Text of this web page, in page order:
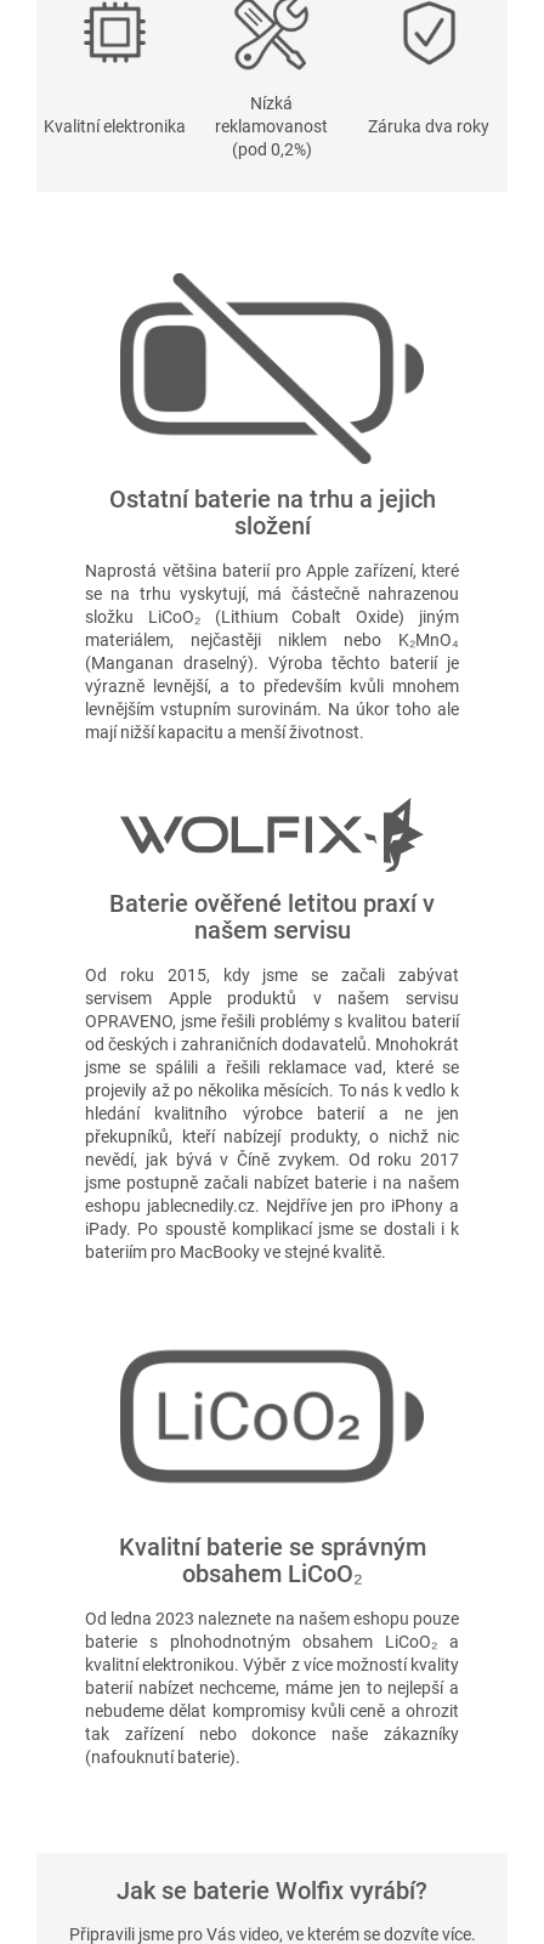
Kvalitní elektronika
Nízká
reklamovanost
(pod 0,2%)
Záruka dva roky
Ostatní baterie na trhu a jejich
složení
Naprostá většina baterií pro Apple zařízení, které
se na trhu vyskytují, má částečně nahrazenou
složku LiCoO₂ (Lithium Cobalt Oxide) jiným
materiálem, nejčastěji niklem nebo K₂MnO₄
(Manganan draselný). Výroba těchto baterií je
výrazně levnější, a to především kvůli mnohem
levnějším vstupním surovinám. Na úkor toho ale
mají nižší kapacitu a menší životnost.
Baterie ověřené letitou praxí v
našem servisu
Od roku 2015, kdy jsme se začali zabývat
servisem Apple produktů v našem servisu
OPRAVENO, jsme řešili problémy s kvalitou baterií
od českých i zahraničních dodavatelů. Mnohokrát
jsme se spálili a řešili reklamace vad, které se
projevily až po několika měsících. To nás k vedlo k
hledání kvalitního výrobce baterií a ne jen
překupníků, kteří nabízejí produkty, o nichž nic
nevědí, jak bývá v Číně zvykem. Od roku 2017
jsme postupně začali nabízet baterie i na našem
eshopu jablecnedily.cz. Nejdříve jen pro iPhony a
iPady. Po spoustě komplikací jsme se dostali i k
bateriím pro MacBooky ve stejné kvalitě.
Kvalitní baterie se správným
obsahem LiCoO₂
Od ledna 2023 naleznete na našem eshopu pouze
baterie s plnohodnotným obsahem LiCoO₂ a
kvalitní elektronikou. Výběr z více možností kvality
baterií nabízet nechceme, máme jen to nejlepší a
nebudeme dělat kompromisy kvůli ceně a ohrozit
tak zařízení nebo dokonce naše zákazníky
(nafouknutí baterie).
Jak se baterie Wolfix vyrábí?
Připravili jsme pro Vás video, ve kterém se dozvíte více.